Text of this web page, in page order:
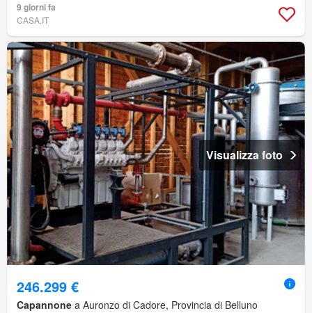
9 giorni fa
CASA.IT
Visualizza foto
246.299 €
Capannone a Auronzo di Cadore, Provincia di Belluno